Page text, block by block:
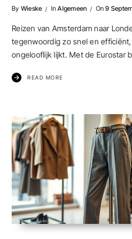
By Wieske InAlgemeen On9
Reizen van Amsterdam naar
tegenwoordig zo snel en
ongelooflijk lijkt. Met de Eurostar
READ MORE